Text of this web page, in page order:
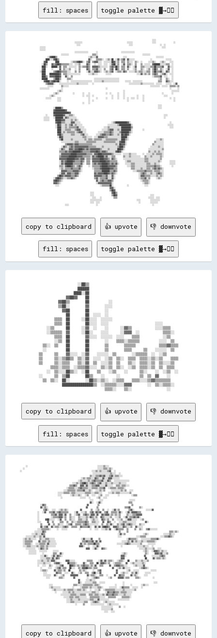
fill: spaces toggle palette ▓→✊🏽
copy to clipboard 👍 upvote 👎 downvote
fill: spaces toggle palette ▓→✊🏽
                    ░░██▒▒
          ▓▓██▒▒        ██          ░░
          ▒▒██░░        ▓▓        ░░░░
        ▒▒▒▒  ██      ░░██░░░░  ░░░░░░
        ▒▒▒▒  ██        ██░░░░  ░░░░                        ░░░░
    ░░▒▒      ██      ░░▓▓  ░░    ░░      ░░▓▓▒▒            ░░░░▒▒▒▒
    ░░▒▒▒▒▒▒  ▓▓      ░░██░░    ░░░░      ░░▓▓▓▓  ░░            ▒▒▒▒░░
        ▒▒▒▒  ██        ▓▓░░░░  ░░░░░░  ░░░░    ▒▒▒▒            ░░▒▒
        ░░▒▒  ██        ██        ░░    ▒▒▒▒░░▒▒▒▒▒▒          ░░░░  ▒▒
  ▒▒░░  ▒▒    ██        ██        ▒▒        ▒▒▒▒▒▒            ▒▒▒▒▓▓▒▒▒▒
  ░░          ██        ██        ▒▒        ▒▒▒▒      ▒▒    ░░░░░░  ▒▒
▒▒      ▒▒    ▓▓░░░░  ░░▓▓    ░░░░░░  ▒▒        ░░▒▒▒▒▒▒  ░░  ░░▒▒
▒▒      ▒▒░░▒▒▓▓▒▒  ▒▒░░▓▓  ░░░░  ░░▒▒  ▒▒░░  ▒▒▒▒  ▒▒▒▒░░▒▒░░▒▒    ▒▒▒▒
▒▒      ▒▒░░▒▒▒▒    ▒▒░░▓▓  ▒▒  ░░░░▒▒  ▒▒    ▒▒░░  ▒▒▒▒░░▒▒  ▒▒░░░░▒▒
      ▒▒▒▒░░▒▒▒▒  ░░▒▒▒▒▓▓░░░░  ▒▒░░▒▒  ▒▒░░  ░░▒▒  ▒▒▒▒░░▒▒  ▒▒  ▒▒▒▒
    ░░  ▒▒░░░░██▒▒░░  ░░██    ▒▒    ░░▒▒    ░░      ▒▒░░    ░░  ░░▒▒  ░░
░░      ▒▒  ▒▒██        ██▒▒    ░░      ░░          ▒▒  ▒▒  ▓▓    ░░
  ▒▒  ▒▒░░  ██░░        ░░██▒▒░░▒▒░░  ░░▒▒▒▒    ▒▒▒▒░░░░▒▒▓▓▒▒▒▒▒▒▒▒
            ████████████████▒▒  ░░▒▒▒▒▒▒░░░░▓▓▓▓        ░░  ▒▒░░▒▒▒▒░░
copy to clipboard 👍 upvote 👎 downvote
fill: spaces toggle palette ▓→✊🏽
    ░░                                                ░░░░░░▒▒░░░░
  ░░                                                  ░░░░░░▒▒▒▒░░▒▒░░
░░                                                ░░░░▒▒░░▒▒░░░░░░▒▒▓▓  ░░
                                                  ░░░░░░░░░░░░░░░░░░▒▒░░░░  ░░
                                                ▒▒░░░░▒▒▒▒▓▓▒▒▓▓░░░░▒▒▓▓░░▒▒▒▒░░░░
                                          ░░▒▒░░▒▒▒▒░░░░▓▓▒▒░░░░▓▓░░░░▓▓▓▓░░░░░░░░
                                        ░░▒▒░░░░░░▒▒░░▒▒▓▓▒▒▒▒▒▒▓▓░░░░▓▓▒▒  ░░░░░░░░░░░░░░░░
                                    ░░░░▒▒░░▒▒▓▓██▒▒░░▒▒▓▓▒▒░░▒▒▓▓░░░░▒▒░░░░▒▒░░░░░░▒▒░░░░░░
                                  ▒▒▒▒▓▓▒▒  ▓▓▓▓░░▓▓░░░░▒▒▒▒▓▓▓▓░░░░░░▓▓░░░░░░  ▒▒▒▒░░▒▒▒▒░░░░
                                ░░▒▒▒▒▒▒░░░░▒▒▓▓▒▒▒▒▒▒░░░░▒▒▒▒▒▒░░▒▒▒▒▓▓  ░░▒▒▒▒▒▒░░▒▒▒▒▒▒░░
                              ░░░░▒▒▒▒▒▒▒▒░░▒▒▒▒▒▒▓▓░░░░▒▒░░  ░░░░▒▒░░▒▒    ░░░░░░░░░░▒▒░░▒▒  ░░░░
                          ░░░░░░▒▒▒▒▒▒░░▒▒▒▒░░░░░░░░░░▒▒▒▒▒▒░░░░▒▒▒▒░░░░    ░░░░▒▒░░▒▒▒▒░░░░░░░░░░▒▒
                          ░░░░      ░░▒▒░░░░▒▒░░  ░░▒▒  ░░░░  ░░▒▒  ░░░░      ░░        ░░▒▒▒▒
                            ░░            ░░░░░░  ░░    ░░▒▒  ░░░░
                                                ▓▓░░  ░░▓▓░░                  ▒▒▒▒
              ░░▓▓▒▒                            ▓▓      ▒▒                      ▒▒
              ▓▓░░▒▒░░                          ▓▓      ▒▒                  ▒▒▒▒▓▓      ▒▒░░
                ▒▒▓▓░░  ░░░░  ░░▒▒░░▒▒░░        ▓▓      ▒▒  ░░▒▒  ▒▒  ░░  ░░▓▓░░▒▒      ▒▒▓▓░░        ░░░░░░▓▓
            ░░  ░░▓▓  ▒▒▒▒▓▓░░▒▒▓▓▒▒▒▒▒▒▒▒    ░░▓▓  ░░░░▒▒  ▒▒▓▓░░▓▓▒▒▓▓  ▒▒▓▓  ▒▒▒▒▒▒░░▓▓░░  ░░▓▓░░▓▓▓▓▓▓▒▒▒▒
            ░░        ▒▒▒▒▓▓░░▓▓▓▓░░▓▓  ▒▒  ░░▒▒▓▓  ▒▒▓▓▒▒░░▓▓▓▓░░▓▓  ▓▓▒▒▓▓▓▓░░▒▒░░▒▒░░▒▒    ▒▒░░░░▒▒▒▒▓▓▓▓▓▓
            ░░        ░░▒▒▒▒▒▒▓▓▓▓░░▒▒  ▒▒░░░░  ▒▒░░░░░░▒▒░░▓▓▒▒░░▒▒  ▓▓▒▒░░░░░░▒▒  ░░░░▒▒  ░░▓▓░░▒▒▒▒▓▓▒▒▓▓░░
            ░░    ▓▓██░░░░░░  ░░▓▓  ▒▒  ▒▒░░░░  ▒▒▒▒░░░░▒▒  ░░▒▒░░░░  ▓▓▒▒░░▒▒  ▒▒  ░░░░▒▒  ░░▓▓▓▓░░░░░░  ░░▒▒
            ░░░░    ▓▓  ▒▒    ▒▒▒▒  ▒▒  ▒▒░░░░▒▒▒▒▒▒▒▒▓▓▒▒  ▒▒▒▒░░░░  ▓▓  ▓▓▒▒  ░░  ░░░░▒▒▒▒░░░░░░░░░░      ▓▓░░
              ▒▒    ▓▓  ▒▒  ▒▒░░░░  ░░▒▒▓▓  ▒▒▒▒▒▒░░▒▒▓▓▒▒░░░░░░░░░░  ▒▒  ▒▒░░▓▓░░  ▒▒░░▒▒▓▓░░▒▒▓▓▒▒░░░░  ▒▒░░░░
              ▓▓░░▒▒▓▓  ▓▓░░▒▒▒▒░░░░▒▒▓▓▒▒  ▒▒▒▒▒▒  ▓▓▒▒▒▒▒▒▓▓░░  ▓▓░░▓▓░░▓▓██▓▓▒▒  ▓▓▓▓▒▒░░░░▓▓▒▒░░░░▒▒  ▓▓░░░░░░
            ░░░░▒▒▒▒▒▒▒▒░░    ░░  ░░░░░░        ░░      ░░  ░░░░  ░░░░▒▒░░▓▓  ░░▓▓▒▒▒▒▒▒  ▒▒    ▒▒  ▒▒░░  ▒▒▓▓░░░░░░░░
          ░░░░░░░░▓▓▒▒                                                  ▒▒    ▒▒                            ▒▒▒▒░░▒▒░░
        ░░░░▒▒░░░░▓▓▒▒                                                  ░░▓▓░░▒▒            ░░▒▒░░          ░░░░░░▒▒░░░░
    ░░░░░░░░▒▒░░░░▒▒░░▓▓                                                  ░░░░          ░░░░▒▒▒▒▒▒          ░░░░▒▒▒▒▓▓▒▒░░
  ░░▒▒░░▒▒░░░░░░  ▒▒░░░░▒▒▒▒░░░░░░                  ░░▓▓░░░░░░▓▓    ▒▒                  ░░▓▓▒▒▒▒▒▒░░  ░░░░░░░░░░▒▒▒▒▒▒▓▓░░
  ░░▒▒▒▒▒▒▒▒    ▓▓░░▒▒▒▒░░▒▒░░░░░░                  ▒▒▒▒▓▓▒▒▒▒▓▓░░▓▓░░▓▓              ░░░░░░▒▒░░▓▓░░▒▒░░░░▒▒░░░░▒▒▒▒▒▒▒▒░░
  ░░▒▒▒▒▒▒░░  ░░░░▒▒▒▒▒▒░░▓▓░░░░░░░░                ▓▓░░▒▒░░▒▒▒▒▒▒██▒▒▒▒            ░░░░░░░░▒▒▓▓▒▒░░░░░░░░░░▒▒    ░░░░░░░░
  ░░░░▒▒▒▒░░░░░░▒▒░░▒▒▒▒░░▒▒░░░░░░░░                ▓▓▓▓░░  ░░  ░░░░▓▓░░              ░░          ░░░░░░▒▒░░░░  ░░
    ░░░░░░░░░░  ░░▓▓▒▒░░▒▒                          ▓▓▓▓  ░░▓▓░░  ▓▓▒▒░░                      ░░░░░░▒▒░░░░░░▒▒  ░░░░
      ░░░░░░░░  ░░░░░░░░    ░░░░░░                                                          ░░▒▒░░  ░░▓▓▓▓▒▒░░▒▒░░░░
      ░░░░░░░░    ░░      ▒▒▒▒  ▓▓░░                                        ░░▒▒░░            ▒▒░░    ▓▓▓▓▒▒▓▓░░░░▒▒
              ░░░░▓▓░░  ░░▓▓░░▓▓▒▒░░                                        ▓▓▓▓░░            ▓▓    ░░░░░░░░▒▒▓▓▒▒
              ░░░░░░▒▒▒▒░░▓▓░░▓▓▒▒                                          ▓▓▓▓              ██    ▓▓░░▒▒▒▒░░▒▒░░
            ░░░░▒▒░░░░▒▒░░▓▓▓▓░░      ▓▓▓▓░░░░░░        ▒▒▒▒▒▒    ░░▓▓░░▓▓░░▒▒▒▒░░  ░░▒▒▒▒░░  ██    ▒▒░░░░▒▒░░░░▒▒
            ░░░░░░▒▒░░░░░░  ▒▒▓▓▓▓░░    ██▒▒▒▒▒▒░░    ▓▓░░  ▒▒▒▒  ██░░▓▓▓▓▒▒░░▒▒  ░░▒▒▒▒▒▒░░  ▓▓  ░░▒▒░░░░░░░░▒▒░░
            ░░  ░░░░  ▒▒░░  ░░░░▒▒▓▓    ██▓▓▒▒░░▒▒░░▒▒▓▓▒▒▒▒░░▒▒░░▓▓  ▒▒▒▒    ▓▓  ▒▒▓▓▓▓▒▒▒▒░░░░    ░░▒▒░░░░░░▓▓
              ░░    ░░░░  ░░▒▒▓▓░░▒▒▒▒  ██░░░░  ▒▒░░▓▓▓▓██▒▒▒▒░░▒▒▒▒          ▓▓  ░░▒▒░░▓▓░░░░░░      ░░▒▒▓▓▒▒░░
              ░░▒▒▒▒░░    ▓▓░░▒▒▒▒░░▒▒  ██      ▒▒░░▒▒░░    ░░  ▒▒▓▓          ▓▓      ░░▒▒  ░░░░░░        ░░░░░░
                ░░░░      ▓▓▒▒▒▒  ░░░░  ▓▓░░  ░░▒▒  ▒▒▒▒  ▒▒██░░░░▓▓          ▓▓  ░░▒▒░░░░  ▒▒░░▓▓░░    ░░░░░░
                ░░░░░░░░  ▓▓░░  ░░▒▒    ▓▓▓▓▓▓▓▓      ▓▓░░▒▒▒▒░░  ▒▒▒▒  ░░    ▓▓  ▓▓▒▒▒▒    ▓▓░░▒▒░░    ░░░░
                  ░░░░      ▒▒▒▒░░      ▓▓        ░░  ░░▒▒▓▓▒▒      ░░▒▒    ▓▓▓▓▓▓░░▒▒▒▒    ▒▒▒▒░░        ░░
                                        ▓▓    ░░░░▒▒░░░░
                                        ▓▓░░  ░░░░░░░░▒▒▒▒  ░░░░░░            ░░                    ░░░░
                    ░░░░              ▒▒▒▒░░░░░░▒▒▒▒▒▒▒▒▒▒░░▒▒▒▒░░          ░░    ░░    ░░      ░░▒▒░░░░
                    ░░▒▒░░░░░░░░        ░░    ░░▒▒▒▒▒▒░░▒▒░░░░░░▒▒▒▒░░    ░░░░░░░░  ░░▓▓▒▒▒▒▒▒  ░░░░░░  ░░
                      ░░▒▒░░░░░░░░▒▒░░▒▒▒▒▒▒░░░░▒▒▒▒░░▒▒░░  ░░  ░░░░▒▒  ░░▒▒▒▒▒▒▒▒▒▒░░░░░░░░▒▒░░░░░░░░░░▒▒
                        ░░    ░░░░░░▒▒░░▒▒░░░░░░░░░░░░░░░░░░▒▒▒▒░░░░    ░░▓▓▒▒▒▒▓▓▒▒▒▒░░▒▒▒▒▒▒░░░░░░
                            ░░░░░░░░░░▒▒▒▒▒▒░░░░▒▒▒▒▒▒  ▒▒▒▒░░▒▒▒▒░░░░▒▒░░▓▓▒▒▒▒▓▓▒▒▒▒░░░░░░▒▒░░░░░░
                              ░░░░░░▒▒▒▒░░▒▒▒▒░░░░░░░░  ▒▒▒▒▒▒▒▒▒▒░░░░░░  ▒▒▒▒▒▒▒▒    ▒▒▒▒▒▒▒▒░░
                                ░░░░▒▒░░░░░░▒▒░░░░░░░░░░▒▒▒▒░░░░▓▓░░░░░░░░░░      ░░░░░░░░░░░░
                                ░░░░▒▒▒▒░░░░░░░░░░▒▒▒▒  ░░▒▒▓▓▒▒░░  ░░▒▒░░░░░░░░
                                      ░░    ▒▒    ░░░░░░░░░░░░░░  ░░▒▒░░░░░░░░
                                                        ░░░░░░░░░░░░    ▒▒  ░░
                                                        ░░░░░░░░░░▒▒
copy to clipboard 👍 upvote 👎 downvote